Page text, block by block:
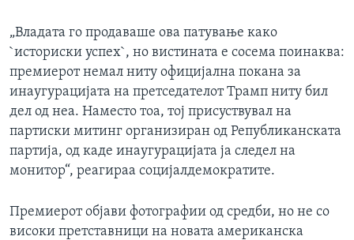
„Владата го продаваше ова патување како
`историски успех`, но вистината е сосема поинаква:
премиерот немал ниту официјална покана за
инаугурацијата на претседателот Трамп ниту бил
дел од неа. Наместо тоа, тој присуствувал на
партиски митинг организиран од Републиканската
партија, од каде инаугурацијата ја следел на
монитор“, реагираа социјалдемократите.
Премиерот објави фотографии од средби, но не со
високи претставници на новата американска